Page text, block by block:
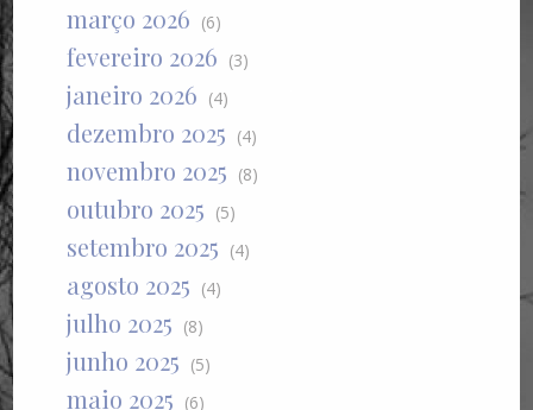
março 2026 (6)
fevereiro 2026 (3)
janeiro 2026 (4)
dezembro 2025 (4)
novembro 2025 (8)
outubro 2025 (5)
setembro 2025 (4)
agosto 2025 (4)
julho 2025 (8)
junho 2025 (5)
maio 2025 (6)